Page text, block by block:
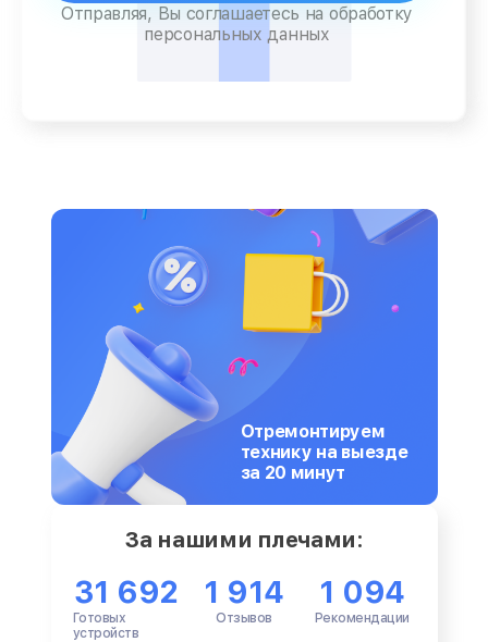
Отправляя, Вы соглашаетесь на обработку
персональных данных
Отремонтируем
технику на выезде
за 20 минут
За нашими плечами:
31 692
Готовых
устройств
1 914
Отзывов
1 094
Рекомендации